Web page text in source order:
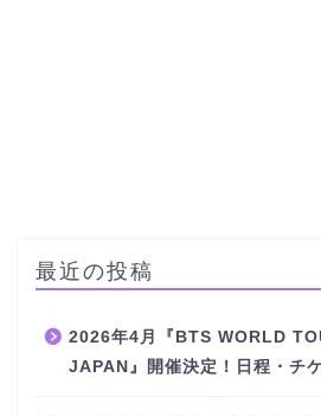
最近の投稿
2026年4月『BTS WORLD
JAPAN』開催決定！日程・チ